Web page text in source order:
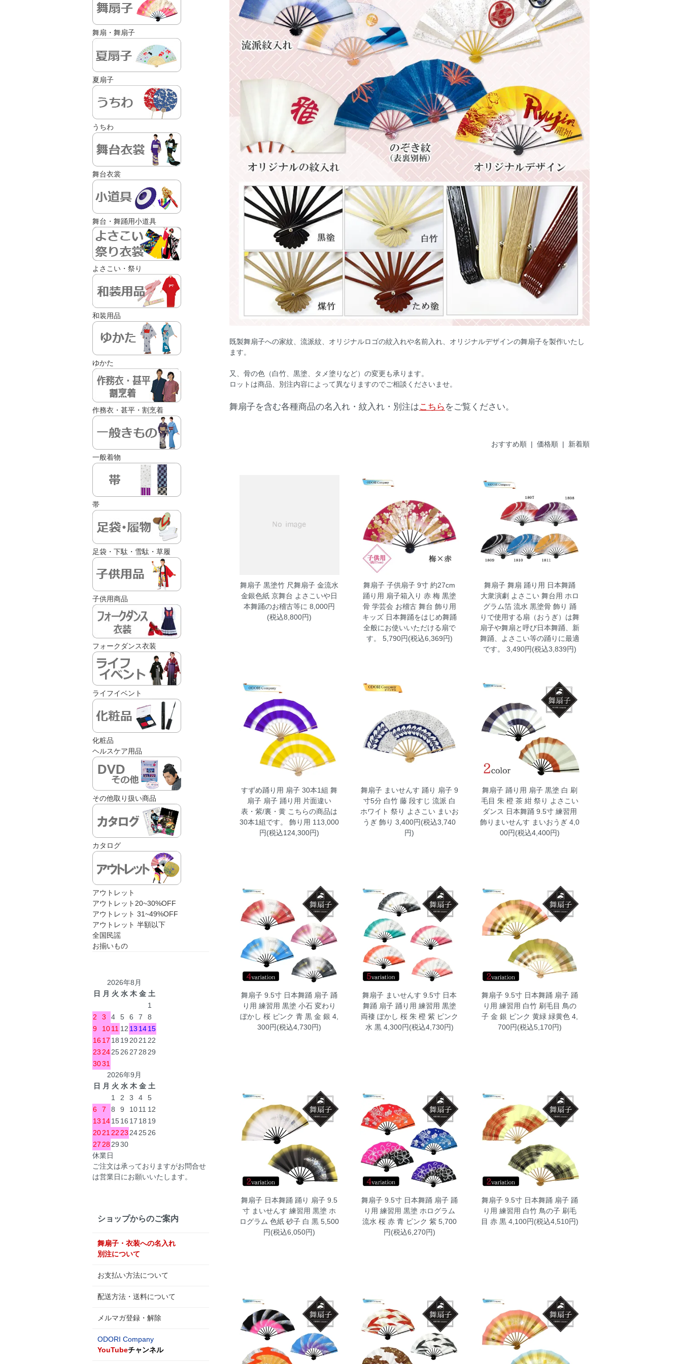
既製舞扇子への家紋、流派紋、オリジナルロゴの紋入れや名前入れ、オリジナルデザインの舞扇子を製作いたし
ます。
又、骨の色（白竹、黒塗、タメ塗りなど）の変更も承ります。
ロットは商品、別注内容によって異なりますのでご相談くださいませ。
舞扇子を含む各種商品の名入れ・紋入れ・別注はこちら をご覧ください。
おすすめ順 | 価格順 | 新着順
舞扇子 黒塗竹 尺舞扇子 金流水
金銀色紙 京舞台 よさこいや日
本舞踊のお稽古等に 8,000円
(税込8,800円)
舞扇子 子供扇子 9寸 約27cm
踊り用 扇子箱入り 赤 梅 黒塗
骨 学芸会 お稽古 舞台 飾り用
キッズ日本舞踊をはじめ舞踊
全般にお使いいただける扇で
す。 5,790円(税込6,369円)
舞扇子 舞扇 踊り用 日本舞踊
大衆演劇 よさこい 舞台用 ホロ
グラム箔 流水 黒塗骨 飾り 踊
りで使用する扇（おうぎ）は舞
扇子や舞扇と呼び日本舞踊、新
舞踊、よさこい等の踊りに最適
です。 3,490円(税込3,839円)
すずめ踊り用 扇子 30本1組 舞
扇子 扇子 踊り用 片面違い
表・紫/裏・黄 こちらの商品は
30本1組です。 飾り用 113,000
円(税込124,300円)
舞扇子 まいせんす 踊り 扇子 9
寸5分 白竹 藤 段すじ 流派 白
ホワイト 祭り よさこい まいお
うぎ 飾り 3,400円(税込3,740
円)
舞扇子 踊り用 扇子 黒塗 白 刷
毛目 朱 橙 茶 紺 祭り よさこい
ダンス 日本舞踊 9.5寸 練習用
飾りまいせんす まいおうぎ4,0
00円(税込4,400円)
舞扇子 9.5寸 日本舞踊 扇子 踊
り用 練習用 黒塗 小石 変わり
ぼかし 桜 ピンク 青 黒 金 銀 4,
300円(税込4,730円)
舞扇子 まいせんす 9.5寸 日本
舞踊 扇子 踊り用 練習用 黒塗
両褄 ぼかし 桜 朱 橙 紫 ピンク
水 黒4,300円(税込4,730円)
舞扇子 9.5寸 日本舞踊 扇子 踊
り用 練習用 白竹 刷毛目 鳥の
子 金 銀 ピンク 黄緑 緑黄色4,
700円(税込5,170円)
舞扇子 日本舞踊 踊り 扇子 9.5
寸 まいせんす 練習用 黒塗 ホ
ログラム 色紙 砂子 白 黒 5,500
円(税込6,050円)
舞扇子 9.5寸 日本舞踊 扇子 踊
り用 練習用 黒塗 ホログラム
流水 桜 赤 青 ピンク 紫5,700
円(税込6,270円)
舞扇子 9.5寸 日本舞踊 扇子 踊
り用 練習用 白竹 鳥の子 刷毛
目 赤 黒4,100円(税込4,510円)
舞扇・舞扇子
夏扇子
うちわ
舞台衣裳
舞台・舞踊用小道具
よさこい・祭り
和装用品
ゆかた
作務衣・甚平・割烹着
一般着物
帯
足袋・下駄・雪駄・草履
子供用商品
フォークダンス衣装
ライフイベント
化粧品
ヘルスケア用品
その他取り扱い商品
カタログ
アウトレット
アウトレット20~30%OFF
アウトレット 31~49%OFF
アウトレット 半額以下
全国民謡
お揃いもの
2026年8月
日 月 火 水 木 金 土
1
2
3 4 5 6 7
8
9
1011 12 13 1415
1617 18 19202122
23242526272829
3031
2026年9月
日 月 火 水 木 金 土
1
2 3 4
5
6
7 8 9 1011 12
13 141516 17 18 19
20212223242526
27282930
休業日
ご注文は承っておりますがお問合せ
は営業日にお願いいたします。
ショップからのご案内
舞扇子・衣装への名入れ
別注について
お支払い方法について
配送方法・送料について
メルマガ登録・解除
ODORI Company
YouTubeチャンネル